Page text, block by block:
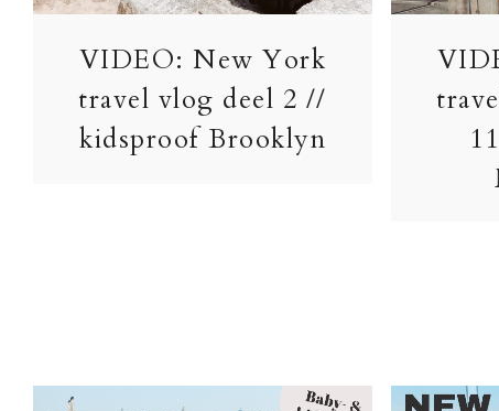
VIDEO: New York
travel vlog deel 2 //
kidsproof Brooklyn